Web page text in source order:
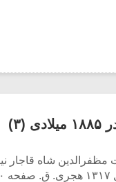
شاه قاجار